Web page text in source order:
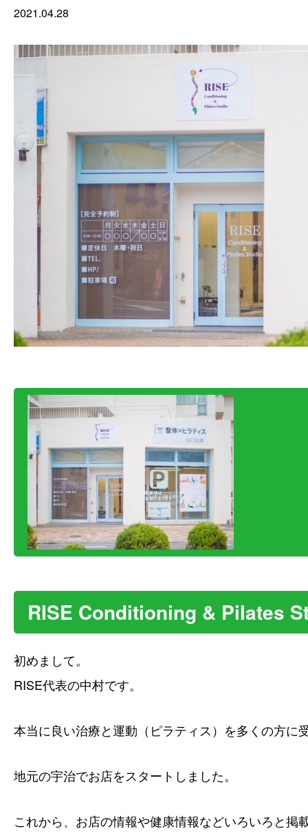
2021.04.28
RISE Conditioning & Pilates
初めまして。
RISE代表の中村です。
本当に良い治療と運動（ピラティス）を多くの方に
地元の宇治でお店をスタートしました。
これから、お店の情報や健康情報などいろいろと掲